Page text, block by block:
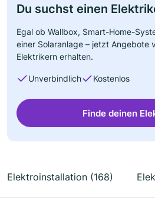
Du suchst einen
Egal ob Wallbox, Smart-Home-
einer Solaranlage – jetzt Angebote
Elektrikern erhalten.
Unverbindlich Kostenlos
Finde deinen
Elektroinstallation (168)